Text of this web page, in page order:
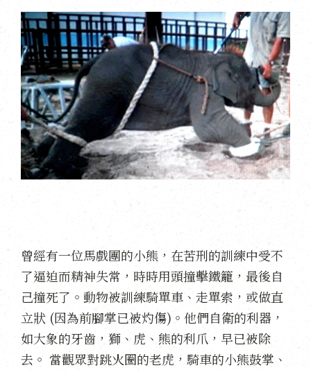
曾經有一位馬戲團的小熊，在苦刑的訓練中受不
了逼迫而精神失常，時時用頭撞擊鐵籠，最後自
己撞死了。動物被訓練騎單車、走單索，或做直
立狀 (因為前腳掌已被灼傷)。他們自衛的利器，
如大象的牙齒，獅、虎、熊的利爪，早已被除
去。 當觀眾對跳火圈的老虎，騎車的小熊鼓掌、